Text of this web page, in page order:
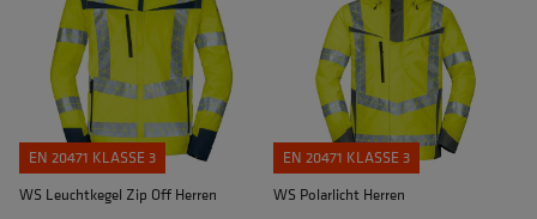
EN 20471 KLASSE 3
WS Leuchtkegel Zip Off Herren
EN 20471 KLASSE 3
WS Polarlicht Herren